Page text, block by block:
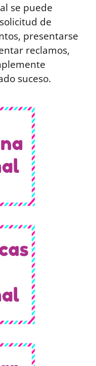
se puede
de
presentarse
reclamos,
suceso.